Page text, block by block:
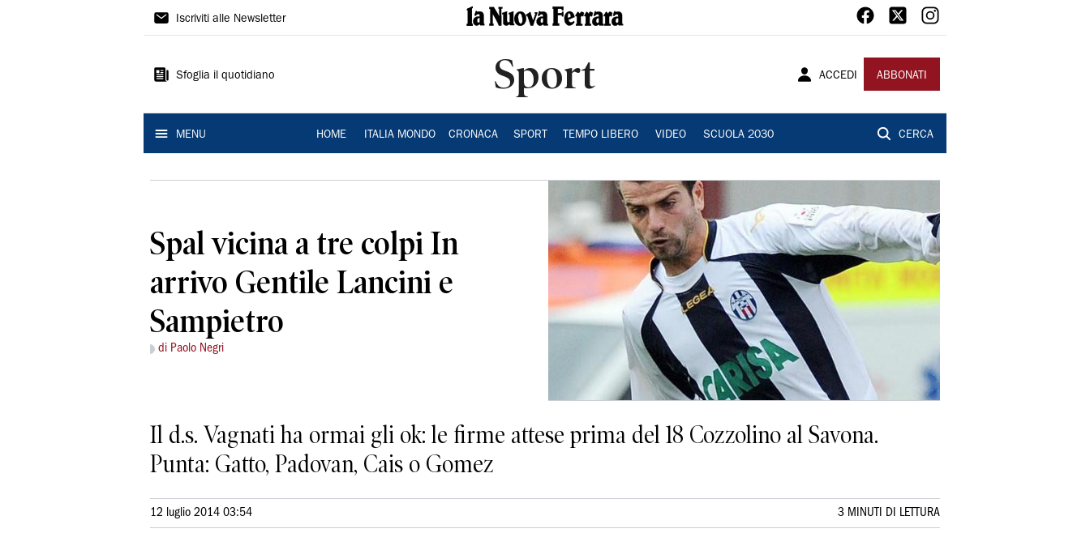
La
Ferrara
Iscriviti alle Newsletter
Sfoglia il quotidiano Sport ACCEDI ABBONATI
MENU HOME ITALIA MONDO CRONACA SPORT TEMPO LIBERO VIDEO SCUOLA 2030 CERCA
Spal vicina a tre colpi In
arrivo Gentile Lancini e
Sampietro
di Paolo Negri
Il d.s. Vagnati ha ormai gli ok: le firme attese prima del 18 Cozzolino al Savona.
Punta: Gatto, Padovan, Cais o Gomez
12 luglio 2014 03:54 3 MINUTI DI LETTURA